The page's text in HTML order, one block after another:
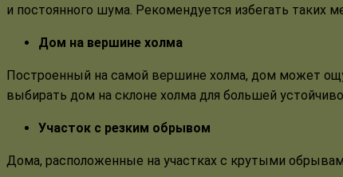
и постоянного шума. Рекомендуется избегать таких
Дом на вершине холма
Построенный на самой вершине холма, дом может
выбирать дом на склоне холма для большей
Участок с резким обрывом
Дома, расположенные на участках с крутыми